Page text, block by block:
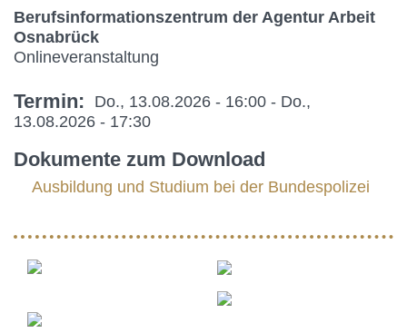
Berufsinformationszentrum der Agentur Arbeit
Osnabrück
Onlineveranstaltung
Termin Do., 13.08.2026 - 16:00- Do.,
13.08.2026 - 17:30
Dokumente zum Download
Ausbildung und Studium bei der Bundespolizei